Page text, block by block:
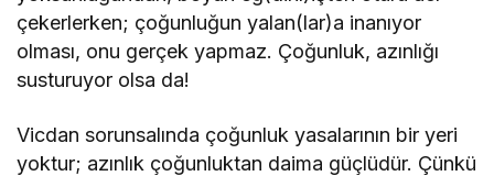
çekerlerken; çoğunluğun yalan(lar)a inanıyor
olması, onu gerçek yapmaz. Çoğunluk, azınlığı
susturuyor olsa da!
Vicdan sorunsalında çoğunluk yasalarının bir yeri
yoktur; azınlık çoğunluktan daima güçlüdür. Çünkü